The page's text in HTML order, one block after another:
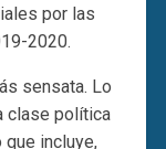
por las
2020.
sensata. Lo
clase política
que incluye,